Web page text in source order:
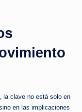
la clave no está solo en
en las implicaciones